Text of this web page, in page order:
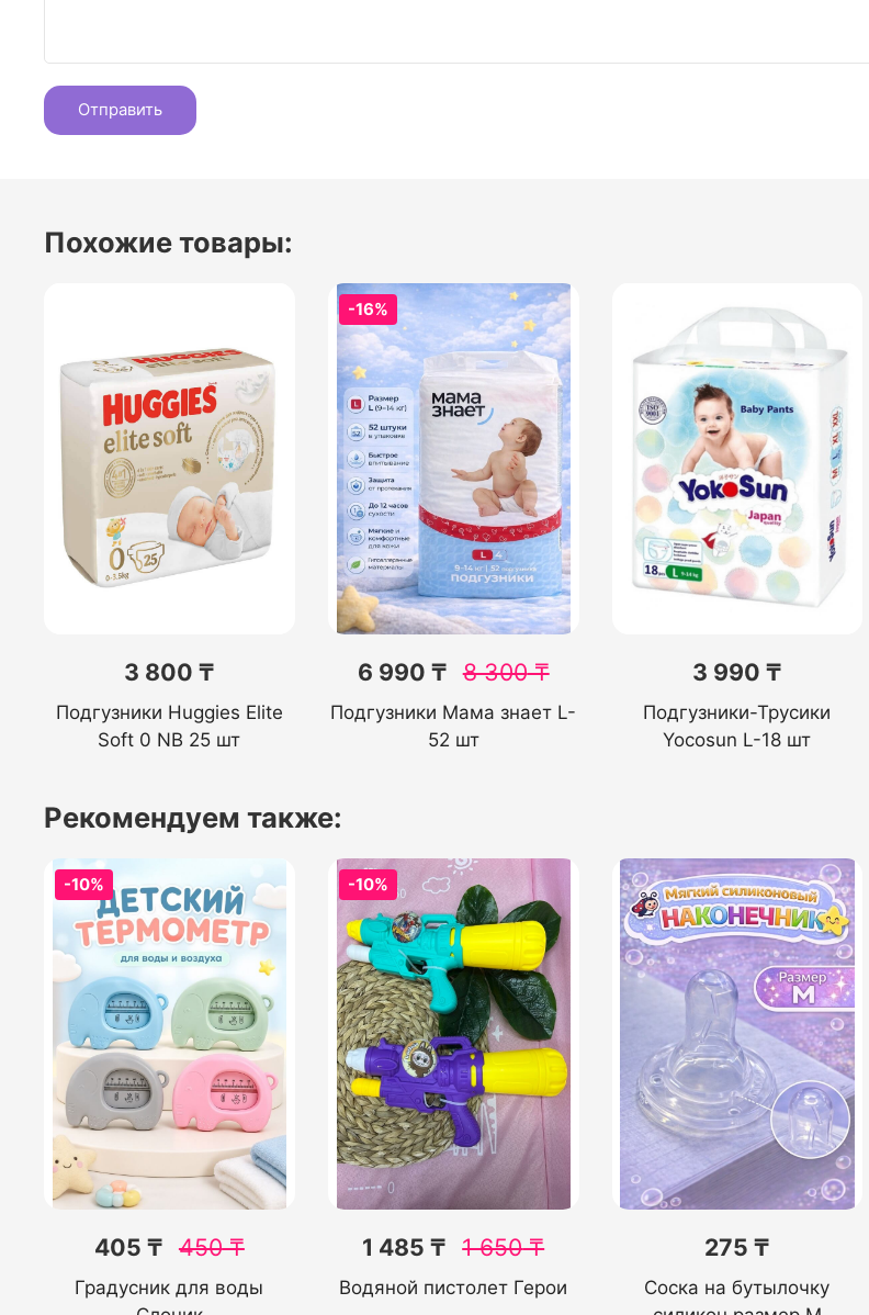
Похожие товары:
3 800 ₸
Подгузники Huggies Elite
Soft 0 NB 25 шт
-16%
6 990 ₸ 8 300₸
Подгузники Мама знает L-
52 шт
3 990 ₸
Подгузники-Трусики
Yocosun L-18 шт
Рекомендуем также:
-10%
405 ₸ 450₸
Градусник для воды
-10%
1 485 ₸ 1 650₸
Водяной пистолет Герои
275 ₸
Соска на бутылочку